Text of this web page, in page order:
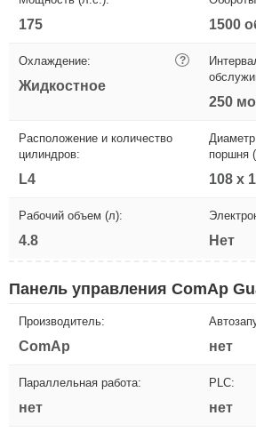
175 1500
Охлаждение: ?
Жидкостное
250
Расположение и количество
цилиндров:
L4
поршня
108 x
Рабочий объем (л):
4.8 Нет
Панель управления ComAp
Производитель:
ComAp нет
Параллельная работа:
нет
PLC:
нет